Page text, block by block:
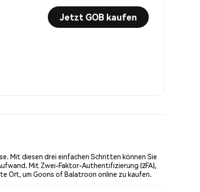
Jetzt GOB kaufen
Mit diesen drei einfachen Schritten können Sie
Mit Zwei-Faktor-Authentifizierung (2FA),
Ort, um Goons of Balatroon online zu kaufen.